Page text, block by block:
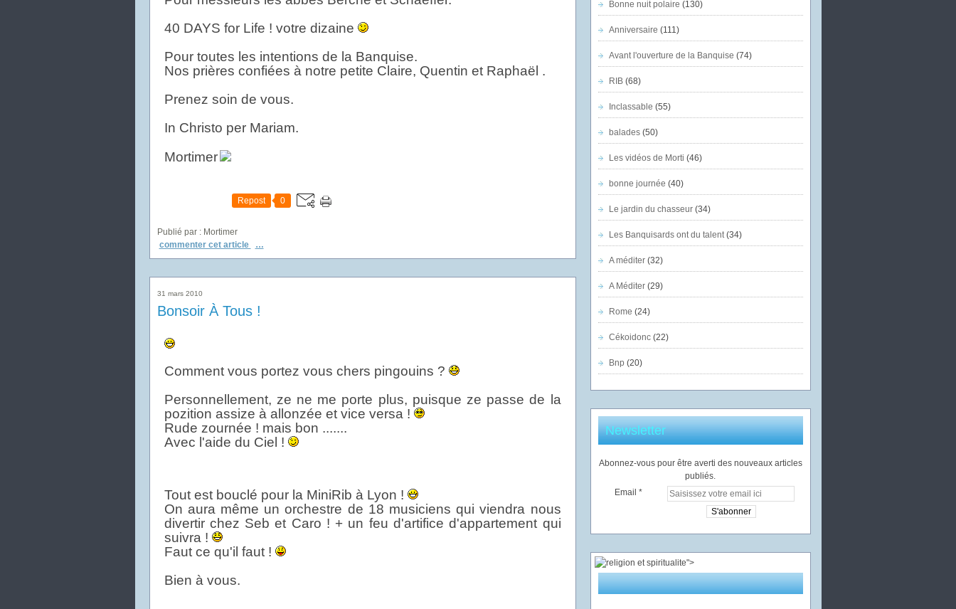
40 DAYS for Life ! votre dizaine
Pour toutes les intentions de la Banquise.
Nos prières confiées à notre petite Claire, Quentin et Raphaël .
Prenez soin de vous.
In Christo per Mariam.
Mortimer
Repost 0
Publié par : Mortimer
commenter cet article
…
31 mars 2010
Bonsoir À Tous !
Comment vous portez vous chers pingouins ?
Personnellement, ze ne me porte plus, puisque ze passe de la
pozition assize à allonzée et vice versa !
Rude zournée ! mais bon .......
Avec l'aide du Ciel !
Tout est bouclé pour la MiniRib à Lyon !
On aura même un orchestre de 18 musiciens qui viendra nous
divertir chez Seb et Caro ! + un feu d'artifice d'appartement qui
suivra !
Faut ce qu'il faut !
Bien à vous.
Bonne nuit polaire (130)
Anniversaire (111)
Avant l'ouverture de la Banquise (74)
RIB(68)
Inclassable (55)
balades(50)
Les vidéos de Morti (46)
bonne journée (40)
Le jardin du chasseur(34)
Les Banquisards ont du talent(34)
A méditer(32)
A Méditer(29)
Rome (24)
Cékoidonc(22)
Bnp (20)
Newsletter
Abonnez-vous pour être averti des nouveaux articles
publiés.
Email
">